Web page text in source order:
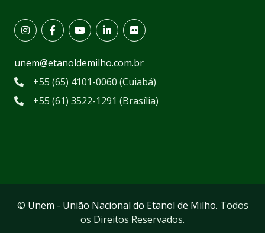
unem@etanoldemilho.com.br
+55 (65) 4101-0060 (Cuiabá)
+55 (61) 3522-1291 (Brasília)
© Unem - União Nacional do Etanol de Milho. Todos
os Direitos Reservados.